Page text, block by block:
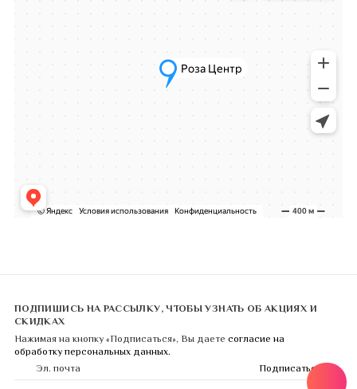
ПОДПИШИСЬ НА РАССЫЛКУ, ЧТОБЫ УЗНАТЬ ОБ АКЦИЯХ И
СКИДКАХ
Нажимая на кнопку «Подписаться», Вы даете согласие на
обработку персональных данных.
Подписаться